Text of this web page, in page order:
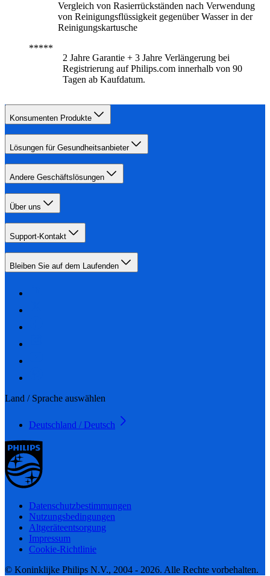
Vergleich von Rasierrückständen nach Verwendung
von Reinigungsflüssigkeit gegenüber Wasser in der
Reinigungskartusche
2 Jahre Garantie + 3 Jahre Verlängerung bei
Registrierung auf Philips.com innerhalb von 90
Tagen ab Kaufdatum.
Konsumenten Produkte
Lösungen für Gesundheitsanbieter
Andere Geschäftslösungen
Über uns
Support-Kontakt
Bleiben Sie auf dem Laufenden
Land / Sprache auswählen
Deutschland / Deutsch
Datenschutzbestimmungen
Nutzungsbedingungen
Altgeräteentsorgung
Impressum
Cookie-Richtlinie
© Koninklijke Philips N.V., 2004 - 2026. Alle Rechte vorbehalten.